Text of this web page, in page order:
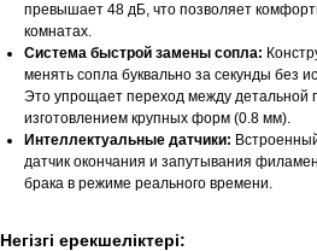
превышает 48 дБ, что позволяет
комнатах.
Система быстрой замены сопла:
менять сопла буквально за секунды без
Это упрощает переход между детальной
изготовлением крупных форм (0.8 мм).
Интеллектуальные датчики:
датчик окончания и запутывания
брака в режиме реального времени.
Негізгі ерекшеліктері: